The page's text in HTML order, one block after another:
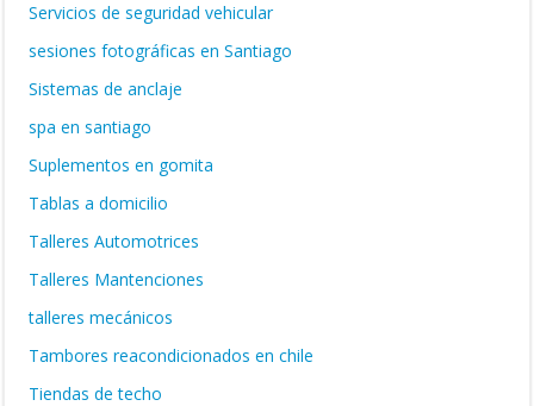
Servicios de seguridad vehicular
sesiones fotográficas en Santiago
Sistemas de anclaje
spa en santiago
Suplementos en gomita
Tablas a domicilio
Talleres Automotrices
Talleres Mantenciones
talleres mecánicos
Tambores reacondicionados en chile
Tiendas de techo